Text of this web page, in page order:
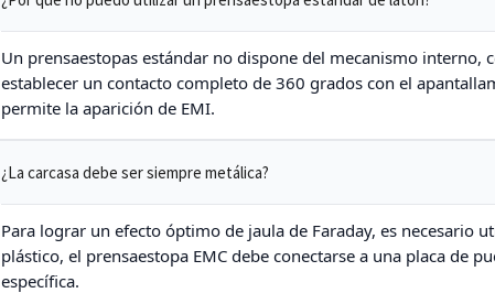
Un prensaestopas estándar no dispone del mecanismo interno,
establecer un contacto completo de 360 grados con el
permite la aparición de EMI.
¿La carcasa debe ser siempre metálica?
Para lograr un efecto óptimo de jaula de Faraday, es necesario
plástico, el prensaestopa EMC debe conectarse a una placa de
específica.